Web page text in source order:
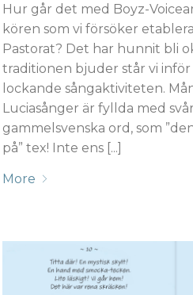
Hur går det med Boyz-
kören som vi försöker
Pastorat? Det har hunnit bli
traditionen bjuder står vi
lockande sångaktiviteten.
Luciasånger är fyllda med
gammelsvenska ord, som
på” tex! Inte ens [...]
More